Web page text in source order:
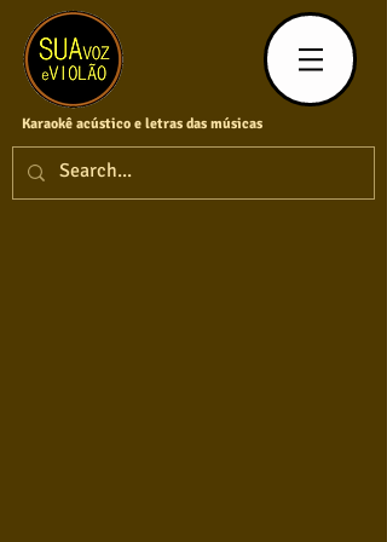
Karaokê acústico e letras das músicas